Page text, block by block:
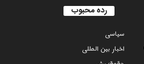
رده محبوب
سياسى
اخبار بین المللی